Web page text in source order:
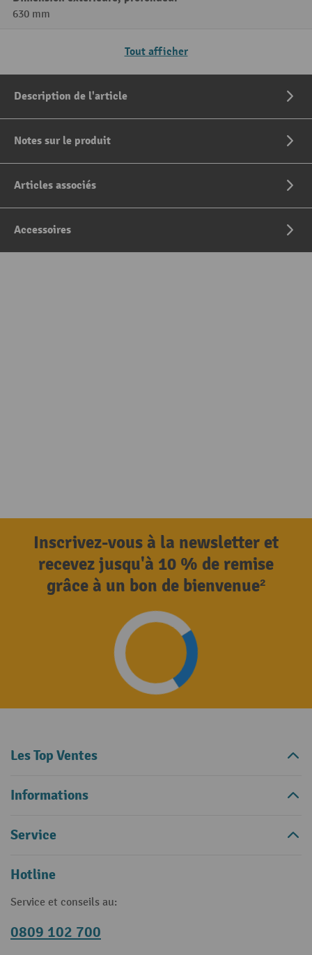
630 mm
Tout afficher
Description de l'article
Notes sur le produit
Articles associés
Accessoires
Inscrivez-vous à la newsletter et
recevez jusqu'à 10 % de remise
grâce à un bon de bienvenue²
Les Top Ventes
Informations
Service
Hotline
Service et conseils au:
0809 102 700